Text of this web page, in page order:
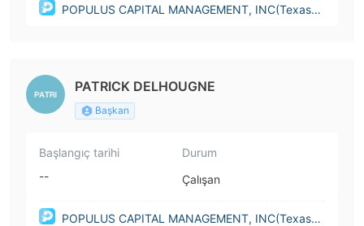
POPULUS CAPITAL MANAGEMENT, INC(Texas
PATRICK DELHOUGNE
Başkan
Başlangıç tarihi
--
Durum
Çalışan
POPULUS CAPITAL MANAGEMENT, INC(Texas